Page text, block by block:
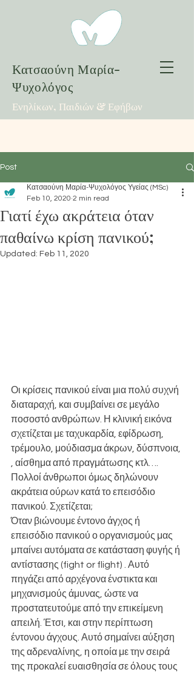
Κατσαούνη Μαρία-
Ψυχολόγος
Ενηλίκων, Παιδιών & Εφήβων
Post
Γιατί έχω ακράτεια όταν
παθαίνω κρίση πανικού;
Κατσαούνη Μαρία-Ψυχολόγος Υγείας (MSc)
Feb 10, 2020 2 min read
Updated: Feb 11, 2020
Οι κρίσεις πανικού είναι μια πολύ συχνή
διαταραχή, και συμβαίνει σε μεγάλο
ποσοστό ανθρώπων. Η κλινική εικόνα
σχετίζεται με ταχυκαρδία, εφίδρωση,
τρέμουλο, μούδιασμα άκρων, δύσπνοια,
, αίσθημα από πραγμάτωσης κτλ….
Πολλοί άνθρωποι όμως δηλώνουν
ακράτεια ούρων κατά το επεισόδιο
πανικού. Σχετίζεται;
Όταν βιώνουμε έντονο άγχος ή
επεισόδιο πανικού ο οργανισμούς μας
μπαίνει αυτόματα σε κατάσταση φυγής ή
αντίστασης (fight or flight) . Αυτό
πηγάζει από αρχέγονα ένστικτα και
μηχανισμούς άμυνας, ώστε να
προστατευτούμε από την επικείμενη
απειλή. Έτσι, και στην περίπτωση
έντονου άγχους. Αυτό σημαίνει αύξηση
της αδρεναλίνης, η οποία με την σειρά
της προκαλεί ευαισθησία σε όλους τους